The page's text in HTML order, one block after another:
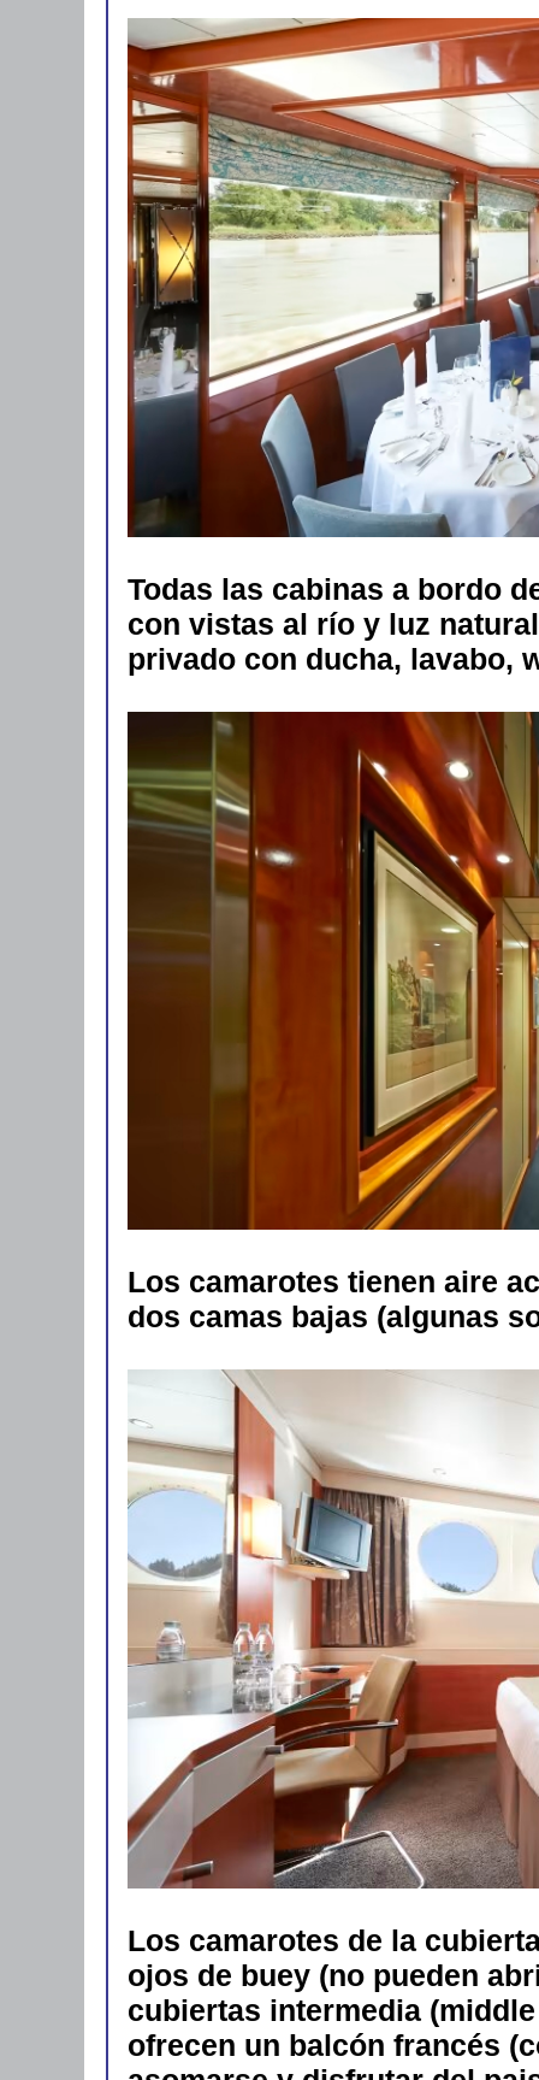
Todas las cabinas a bordo
con vistas al río y luz
privado con ducha, lavabo,
Los camarotes tienen aire
dos camas bajas (algunas
Los camarotes de la
ojos de buey (no pueden
cubiertas intermedia
ofrecen un balcón francés